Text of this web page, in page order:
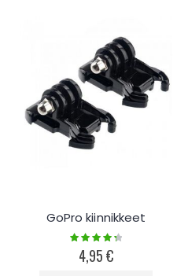
GoPro kiinnikkeet
Rating:
90%
4,95 €